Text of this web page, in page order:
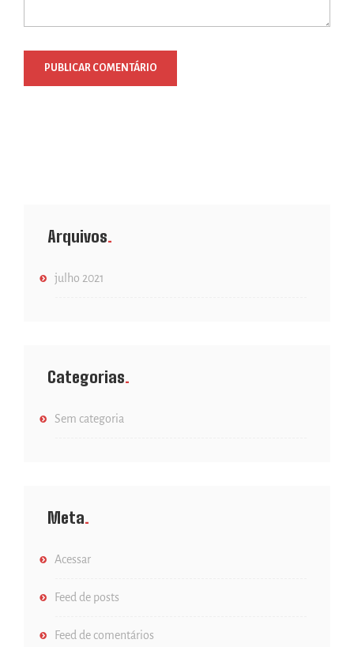
Arquivos
julho 2021
Categorias
Sem categoria
Meta
Acessar
Feed de posts
Feed de comentários